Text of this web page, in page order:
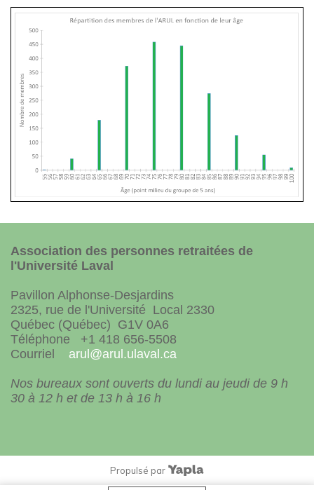
Association des personnes retraitées de
l'Université Laval
Pavillon Alphonse-Desjardins
2325, rue de l'Université Local 2330
Québec (Québec) G1V 0A6
Téléphone +1 418 656-5508
Courriel arul@arul.ulaval.ca
Nos bureaux sont ouverts du lundi au jeudi de 9 h
30 à 12 h et de 13 h à 16 h
Propulsé par